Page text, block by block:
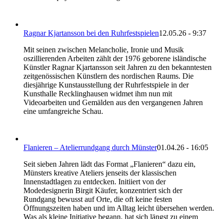
Ragnar Kjartansson bei den Ruhrfestspielen12.05.26 - 9:37
Mit seinen zwischen Melancholie, Ironie und Musik
oszillierenden Arbeiten zählt der 1976 geborene isländische
Künstler Ragnar Kjartansson seit Jahren zu den bekanntesten
zeitgenössischen Künstlern des nordischen Raums. Die
diesjährige Kunstausstellung der Ruhrfestspiele in der
Kunsthalle Recklinghausen widmet ihm nun mit
Videoarbeiten und Gemälden aus den vergangenen Jahren
eine umfangreiche Schau.
Flanieren – Atelierrundgang durch Münster01.04.26 - 16:05
Seit sieben Jahren lädt das Format „Flanieren“ dazu ein,
Münsters kreative Ateliers jenseits der klassischen
Innenstadtlagen zu entdecken. Initiiert von der
Modedesignerin Birgit Käufer, konzentriert sich der
Rundgang bewusst auf Orte, die oft keine festen
Öffnungszeiten haben und im Alltag leicht übersehen werden.
Was als kleine Initiative begann, hat sich längst zu einem